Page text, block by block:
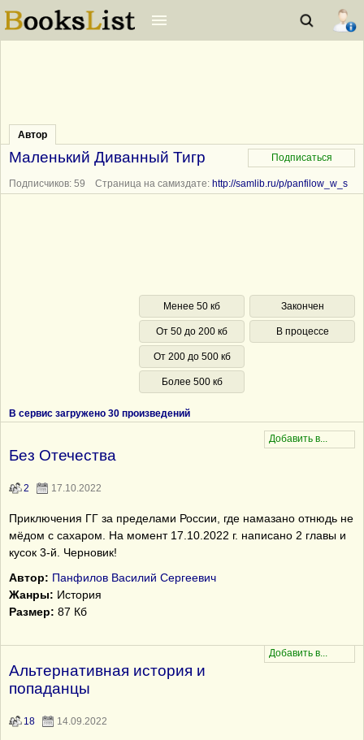
Автор
Маленький Диванный Тигр
Подписчиков: 59 Страница на самиздате: http://samlib.ru/p/panfilow_w_s
Менее 50 кб
От 50 до 200 кб
От 200 до 500 кб
Более 500 кб
Закончен
В процессе
В сервис загружено 30 произведений
Без Отечества
2 17.10.2022
Приключения ГГ за пределами России, где намазано отнюдь не
мёдом с сахаром. На момент 17.10.2022 г. написано 2 главы и
кусок 3-й. Черновик!
Автор: Панфилов Василий Сергеевич
Жанры: История
Размер: 87 Кб
Альтернативная история и
попаданцы
18 14.09.2022